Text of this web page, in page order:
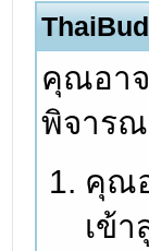
คุณอา
พิจารณ
คุณ
เข้